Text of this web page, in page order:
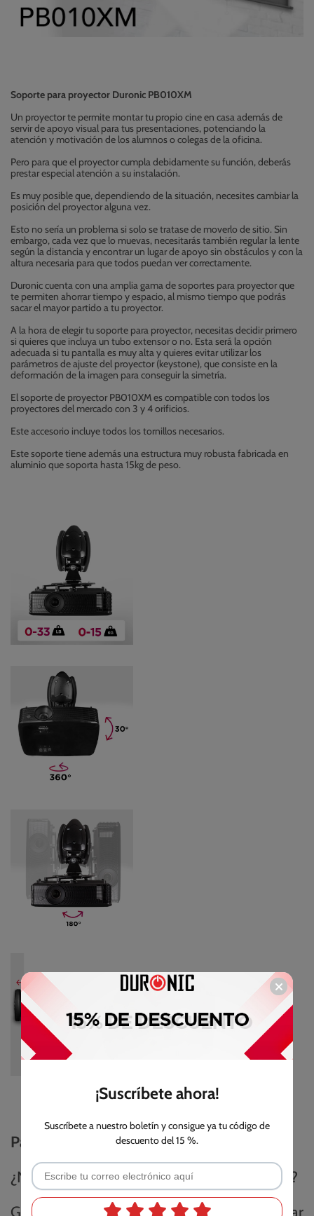
Soporte para proyector Duronic PB010XM
Un proyector te permite montar tu propio cine en casa además de
servir de apoyo visual para tus presentaciones, potenciando la
atención y motivación de los alumnos o colegas de la oficina.
Pero para que el proyector cumpla debidamente su función, deberás
prestar especial atención a su instalación.
Es muy posible que, dependiendo de la situación, necesites cambiar la
posición del proyector alguna vez.
Esto no sería un problema si solo se tratase de moverlo de sitio. Sin
embargo, cada vez que lo muevas, necesitarás también regular la lente
según la distancia y encontrar un lugar de apoyo sin obstáculos y con la
altura necesaria para que todos puedan ver correctamente.
Duronic cuenta con una amplia gama de soportes para proyector que
te permiten ahorrar tiempo y espacio, al mismo tiempo que podrás
sacar el mayor partido a tu proyector.
A la hora de elegir tu soporte para proyector, necesitas decidir primero
si quieres que incluya un tubo extensor o no. Esta será la opción
adecuada si tu pantalla es muy alta y quieres evitar utilizar los
parámetros de ajuste del proyector (keystone), que consiste en la
deformación de la imagen para conseguir la simetría.
El soporte de proyector PB010XM es compatible con todos los
proyectores del mercado con 3 y 4 orificios.
Este accesorio incluye todos los tornillos necesarios.
Este soporte tiene además una estructura muy robusta fabricada en
aluminio que soporta hasta 15kg de peso.
Para proyectores de cualquier tipo de tiro
¿Necesitas cambiar la distribución de la sala?
Gracias a su giro de 360° grados, podrás rotar
¡Suscríbete ahora!
Suscríbete a nuestro boletín y consigue ya tu código de
descuento del 15 %.